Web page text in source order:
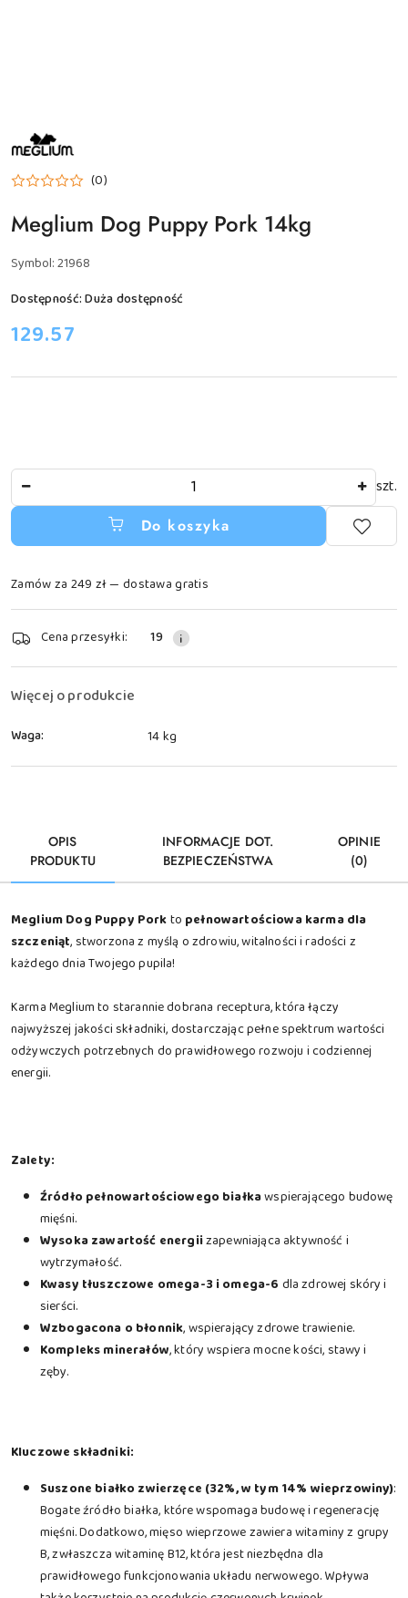
NAZWA
PRODUCENTA:
MEGLIUM
(0)
Meglium Dog Puppy Pork 14kg
Symbol:21968
Dostępność:Duża dostępność
cena:
129.57
Ilość szt.
Do koszyka
Zamów za 249 zł — dostawa gratis
Dostępność
i
dostawa
Cena przesyłki: 19
Więcej o produkcie
Waga: 14 kg
OPIS
PRODUKTU
INFORMACJE DOT.
BEZPIECZEŃSTWA
OPINIE
(0)
Meglium Dog Puppy Porkto pełnowartościowa karma dla
szczeniąt, stworzona z myślą o zdrowiu, witalności i radości z
każdego dnia Twojego pupila!
Karma Meglium to starannie dobrana receptura, która łączy
najwyższej jakości składniki, dostarczając pełne spektrum wartości
odżywczych potrzebnych do prawidłowego rozwoju i codziennej
energii.
Zalety:
Źródło pełnowartościowego białkawspierającego budowę
mięśni.
Wysoka zawartość energiizapewniająca aktywność i
wytrzymałość.
Kwasy tłuszczowe omega-3 i omega-6 dla zdrowej skóry i
sierści.
Wzbogacona o błonnik, wspierający zdrowe trawienie.
Kompleks minerałów, który wspiera mocne kości, stawy i
zęby.
Kluczowe składniki:
Suszone białko zwierzęce (32%, w tym 14% wieprzowiny):
Bogate źródło białka, które wspomaga budowę i regenerację
mięśni. Dodatkowo, mięso wieprzowe zawiera witaminy z grupy
B, zwłaszcza witaminę B12, która jest niezbędna dla
prawidłowego funkcjonowania układu nerwowego. Wpływa